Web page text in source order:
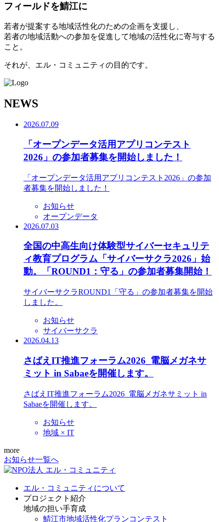
フィールドを鯖江に
若者が提案する地域活性化のための企画を支援し、
若者の地域活動への参加を促進して地域の活性化に寄与する
こと。
それが、エル・コミュニティの目的です。
NEWS
2026.07.09
「オープンデータ活用アプリコンテスト
2026」の参加者募集を開始しました！
「オープンデータ活用アプリコンテスト2026」の参加
者募集を開始しました！
お知らせ
オープンデータ
2026.07.03
全国の中高生向け体験型サイバーセキュリテ
ィ教育プログラム「サイバーサクラ2026」始
動。「ROUND1：守る」の参加者募集開始！
サイバーサクラROUND1「守る」の参加者募集を開始
しました。
お知らせ
サイバーサクラ
2026.04.13
さばえIT推進フォーラム2026_電脳メガネサ
ミット in Sabaeを開催します。
さばえIT推進フォーラム2026_電脳メガネサミット in
Sabaeを開催します。
お知らせ
地域 × IT
more
お知らせ一覧へ
エル・コミュニティについて
プロジェクト紹介
地域の担い手育成
鯖江市地域活性化プランコンテスト